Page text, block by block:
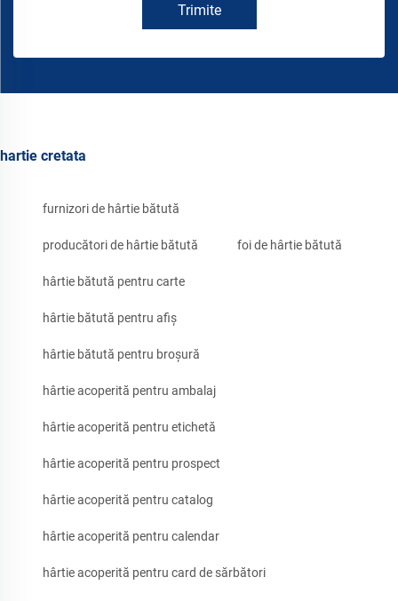
Trimite
hartie cretata
furnizori de hârtie bătută
producători de hârtie bătută foi de hârtie bătută
hârtie bătută pentru carte
hârtie bătută pentru afiș
hârtie bătută pentru broșură
hârtie acoperită pentru ambalaj
hârtie acoperită pentru etichetă
hârtie acoperită pentru prospect
hârtie acoperită pentru catalog
hârtie acoperită pentru calendar
hârtie acoperită pentru card de sărbători